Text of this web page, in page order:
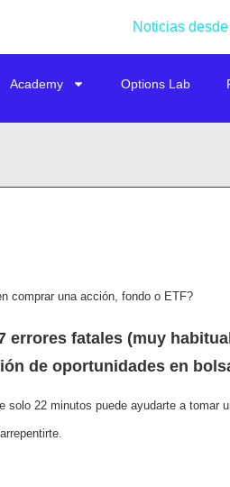
Noticias
Academy Options Lab
comprar una acción, fondo o ETF?
errores fatales (muy
de oportunidades en
solo 22 minutos puede ayudarte a tomar